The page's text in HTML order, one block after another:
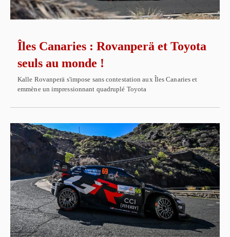
Îles Canaries : Rovanperä et Toyota
seuls au monde !
Kalle Rovanperä s'impose sans contestation aux Îles Canaries et
emmène un impressionnant quadruplé Toyota